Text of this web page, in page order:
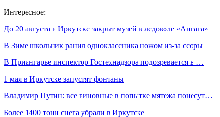
Интересное:
До 20 августа в Иркутске закрыт музей в ледоколе «Ангага»
В Зиме школьник ранил одноклассника ножом из-за ссоры
В Приангарье инспектор Гостехнадзора подозревается в …
1 мая в Иркутске запустят фонтаны
Владимир Путин: все виновные в попытке мятежа понесут…
Более 1400 тонн снега убрали в Иркутске